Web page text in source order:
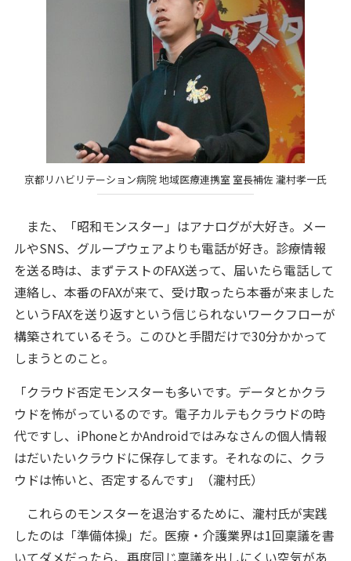
京都リハビリテーション病院 地域医療連携室 室長補佐 瀧村孝一氏
また、「昭和モンスター」はアナログが大好き。メー
ルやSNS、グループウェアよりも電話が好き。診療情報
を送る時は、まずテストのFAX送って、届いたら電話して
連絡し、本番のFAXが来て、受け取ったら本番が来ました
というFAXを送り返すという信じられないワークフローが
構築されているそう。このひと手間だけで30分かかって
しまうとのこと。
「クラウド否定モンスターも多いです。データとかクラ
ウドを怖がっているのです。電子カルテもクラウドの時
代ですし、iPhoneとかAndroidではみなさんの個人情報
はだいたいクラウドに保存してます。それなのに、クラ
ウドは怖いと、否定するんです」（瀧村氏）
これらのモンスターを退治するために、瀧村氏が実践
したのは「準備体操」だ。医療・介護業界は1回稟議を書
いてダメだったら、再度同じ稟議を出しにくい空気があ